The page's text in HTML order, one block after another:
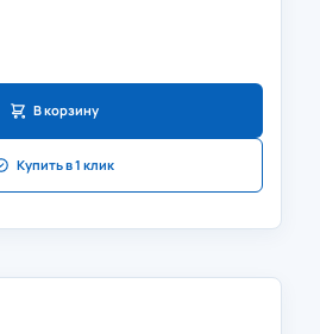
В корзину
Купить в 1 клик